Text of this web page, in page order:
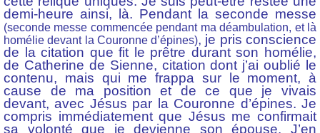
demi-heure ainsi, là. Pendant la seconde messe
(seconde messe commencée pendant ma déambulation, et là
homélie devant la Couronne d’épines), je pris conscience
de la citation que fit le prêtre durant son homélie,
de Catherine de Sienne, citation dont j’ai oublié le
contenu, mais qui me frappa sur le moment, à
cause de ma position et de ce que je vivais
devant, avec Jésus par la Couronne d’épines. Je
compris immédiatement que Jésus me confirmait
sa volonté que je devienne son épouse. J’en